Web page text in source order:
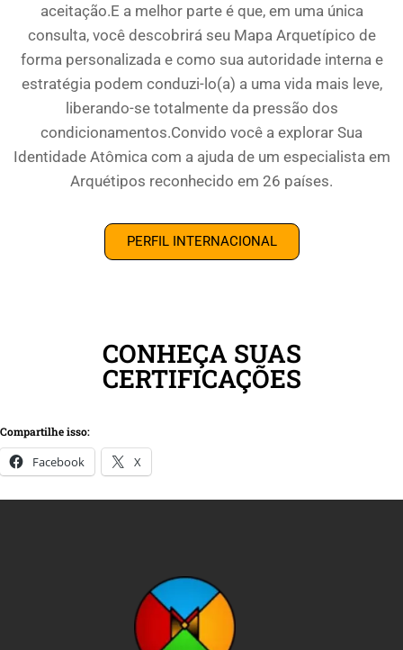
aceitação.E a melhor parte é que, em uma única
consulta, você descobrirá seu Mapa Arquetípico de
forma personalizada e como sua autoridade interna e
estratégia podem conduzi-lo(a) a uma vida mais leve,
liberando-se totalmente da pressão dos
condicionamentos.Convido você a explorar Sua
Identidade Atômica com a ajuda de um especialista em
Arquétipos reconhecido em 26 países.
PERFIL INTERNACIONAL
CONHEÇA SUAS
CERTIFICAÇÕES
Compartilhe isso:
Facebook X